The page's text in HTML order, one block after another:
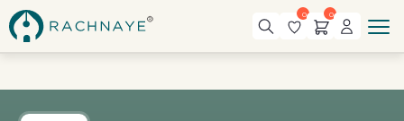
0 0